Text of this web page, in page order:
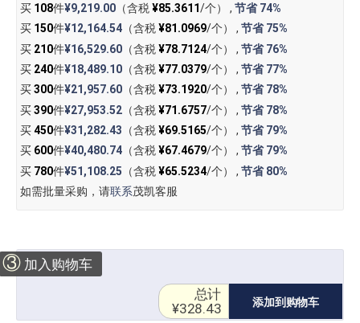
买 108件¥9,219.00（含税¥85.3611/个） , 节省74%
买 150件¥12,164.54（含税¥81.0969/个） , 节省75%
买 210件¥16,529.60（含税¥78.7124/个） , 节省76%
买 240件¥18,489.10（含税¥77.0379/个） , 节省77%
买300件¥21,957.60（含税¥73.1920/个） , 节省78%
买390件¥27,953.52（含税¥71.6757/个） , 节省78%
买450件¥31,282.43 （含税¥69.5165/个） , 节省79%
买 600件¥40,480.74（含税¥67.4679/个） , 节省79%
买 780件¥51,108.25 （含税¥65.5234/个） , 节省80%
如需批量采购，请联系茂凯客服
③ 加入购物车
添加到购物车
总计
¥328.43